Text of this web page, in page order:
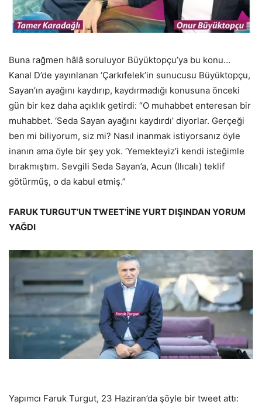
Buna rağmen hâlâ soruluyor Büyüktopçu’ya bu konu…
Kanal D’de yayınlanan ‘Çarkıfelek’in sunucusu Büyüktopçu,
Sayan’ın ayağını kaydırıp, kaydırmadığı konusuna önceki
gün bir kez daha açıklık getirdi: “O muhabbet enteresan bir
muhabbet. ‘Seda Sayan ayağını kaydırdı’ diyorlar. Gerçeği
ben mi biliyorum, siz mi? Nasıl inanmak istiyorsanız öyle
inanın ama öyle bir şey yok. ‘Yemekteyiz’i kendi isteğimle
bırakmıştım. Sevgili Seda Sayan’a, Acun (Ilıcalı) teklif
götürmüş, o da kabul etmiş.”
FARUK TURGUT’UN TWEET’İNE YURT DIŞINDAN YORUM
YAĞDI
Yapımcı Faruk Turgut, 23 Haziran’da şöyle bir tweet attı: